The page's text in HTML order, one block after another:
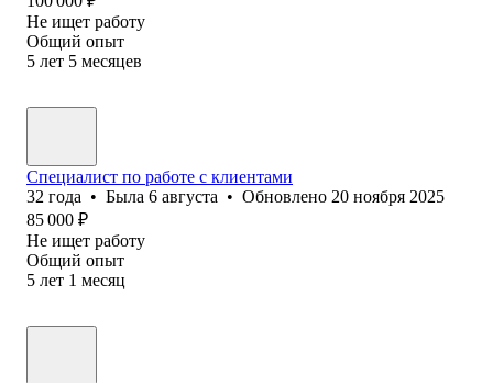
Не ищет работу
Общий опыт
5 лет 5 месяцев
Специалист по работе с клиентами
32 года • Была 6 августа • Обновлено 20 ноября 2025
85 000 ₽
Не ищет работу
Общий опыт
5 лет 1 месяц